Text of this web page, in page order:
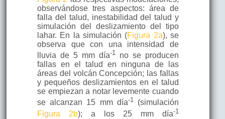
observándose tres aspectos: área de
falla del talud, inestabilidad del talud y
simulación del deslizamiento del tipo
lahar. En la simulación (Figura 2a), se
observa que con una intensidad de
lluvia de 5 mm día-1
no se producen
fallas en el talud en ninguna de las
áreas del volcán Concepción; las fallas
y pequeños deslizamientos en el talud
se empiezan a notar levemente cuando
se alcanzan 15 mm día-1(simulación
Figura 2b); a los 25 mm día-1